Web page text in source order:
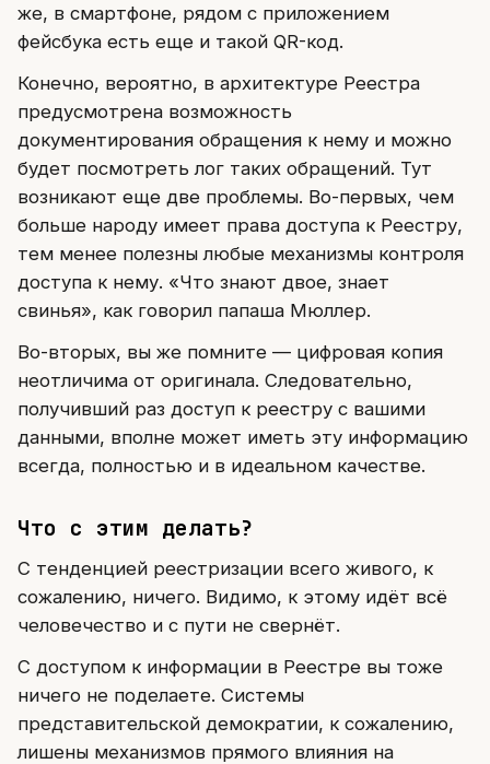
же, в смартфоне, рядом с приложением
фейсбука есть еще и такой QR-код.
Конечно, вероятно, в архитектуре Реестра
предусмотрена возможность
документирования обращения к нему и можно
будет посмотреть лог таких обращений. Тут
возникают еще две проблемы. Во-первых, чем
больше народу имеет права доступа к Реестру,
тем менее полезны любые механизмы контроля
доступа к нему. «Что знают двое, знает
свинья», как говорил папаша Мюллер.
Во-вторых, вы же помните — цифровая копия
неотличима от оригинала. Следовательно,
получивший раз доступ к реестру с вашими
данными, вполне может иметь эту информацию
всегда, полностью и в идеальном качестве.
Что с этим делать?
С тенденцией реестризации всего живого, к
сожалению, ничего. Видимо, к этому идёт всё
человечество и с пути не свернёт.
С доступом к информации в Реестре вы тоже
ничего не поделаете. Системы
представительской демократии, к сожалению,
лишены механизмов прямого влияния на